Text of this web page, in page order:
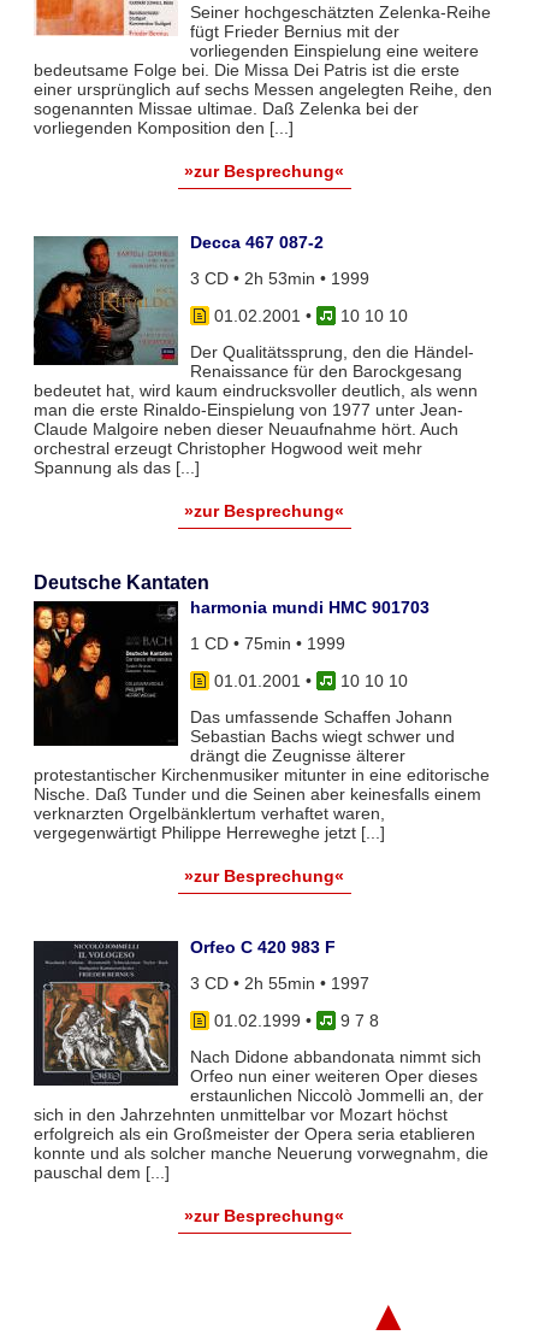
Seiner hochgeschätzten Zelenka-Reihe
fügt Frieder Bernius mit der
vorliegenden Einspielung eine weitere
bedeutsame Folge bei. Die Missa Dei Patris ist die erste
einer ursprünglich auf sechs Messen angelegten Reihe, den
sogenannten Missae ultimae. Daß Zelenka bei der
vorliegenden Komposition den [...]
»zur Besprechung«
Decca 467 087-2
3 CD • 2h 53min • 1999
01.02.2001 •
10 10 10
Der Qualitätssprung, den die Händel-
Renaissance für den Barockgesang
bedeutet hat, wird kaum eindrucksvoller deutlich, als wenn
man die erste Rinaldo-Einspielung von 1977 unter Jean-
Claude Malgoire neben dieser Neuaufnahme hört. Auch
orchestral erzeugt Christopher Hogwood weit mehr
Spannung als das [...]
»zur Besprechung«
Deutsche Kantaten
harmonia mundi HMC 901703
1 CD • 75min • 1999
01.01.2001 •
10 10 10
Das umfassende Schaffen Johann
Sebastian Bachs wiegt schwer und
drängt die Zeugnisse älterer
protestantischer Kirchenmusiker mitunter in eine editorische
Nische. Daß Tunder und die Seinen aber keinesfalls einem
verknarzten Orgelbänklertum verhaftet waren,
vergegenwärtigt Philippe Herreweghe jetzt [...]
»zur Besprechung«
Orfeo C 420 983 F
3 CD • 2h 55min • 1997
01.02.1999 •
9 7 8
Nach Didone abbandonata nimmt sich
Orfeo nun einer weiteren Oper dieses
erstaunlichen Niccolò Jommelli an, der
sich in den Jahrzehnten unmittelbar vor Mozart höchst
erfolgreich als ein Großmeister der Opera seria etablieren
konnte und als solcher manche Neuerung vorwegnahm, die
pauschal dem [...]
»zur Besprechung«
▲